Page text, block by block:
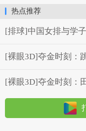
热点推荐
[排球]中国女排与学
[裸眼3D]夺金时刻：
[裸眼3D]夺金时刻：